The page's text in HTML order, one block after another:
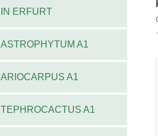
IN ERFURT
ASTROPHYTUM A1
ARIOCARPUS A1
TEPHROCACTUS A1